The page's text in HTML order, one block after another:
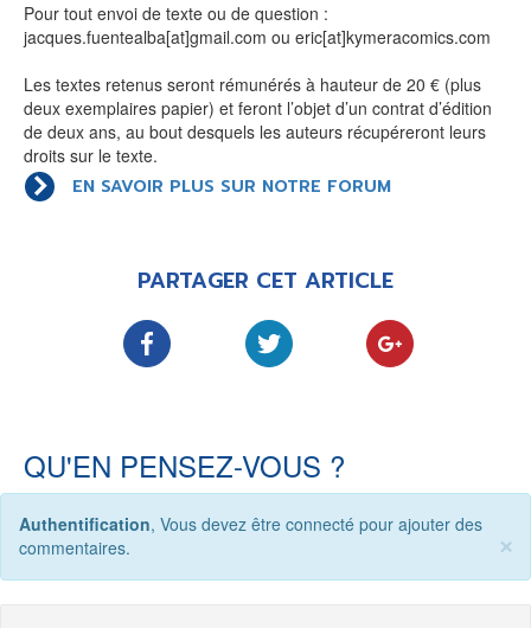
VOIR TOUTES LES RUBRIQUES
BD JEUNESSE
Pour tout envoi de texte ou de question :
jacques.fuentealba[at]gmail.com ou eric[at]kymeracomics.com
Les textes retenus seront rémunérés à hauteur de 20 € (plus
deux exemplaires papier) et feront l’objet d’un contrat d’édition
de deux ans, au bout desquels les auteurs récupéreront leurs
droits sur le texte.
EN SAVOIR PLUS SUR NOTRE FORUM
PARTAGER CET ARTICLE
QU'EN PENSEZ-VOUS ?
Authentification, Vous devez être connecté pour ajouter des
commentaires.
×